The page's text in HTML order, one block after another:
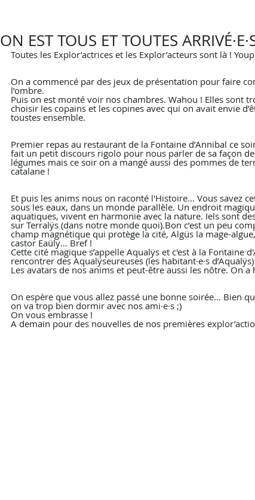
ON EST TOUS ET TOUTES
Toutes les Explor’actrices et les Explor’acteurs sont là !
On a commencé par des jeux de présentation pour faire
l’ombre.
Puis on est monté voir nos chambres. Wahou ! Elles sont
choisir les copains et les copines avec qui on avait envie
toustes ensemble.
Premier repas au restaurant de la Fontaine d’Annibal ce
fait un petit discours rigolo pour nous parler de sa façon
légumes mais ce soir on a mangé aussi des pommes de
catalane !
Et puis les anims nous on raconté l'Histoire... Vous savez
sous les eaux, dans un monde parallèle. Un endroit
aquatiques, vivent en harmonie avec la nature. Iels sont
sur Terralÿs (dans notre monde quoi).Bon c’est un peu
champ magnétique qui protège la cité, Algüs la mage-
castor Eaüly… Bref !
Cette cité magique s’appelle Aqualÿs et c'est à la Fontaine
rencontrer des Aqualÿseureuses (les habitant·e·s
Les avatars de nos anims et peut-être aussi les nôtre. On a
On espère que vous allez passé une bonne soirée… Bien
on va trop bien dormir avec nos ami·e·s ;)
On vous embrasse !
A demain pour des nouvelles de nos premières